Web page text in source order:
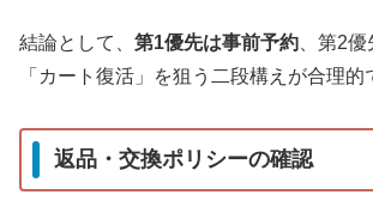
結論として、 第1優先は事前予約 、第2
「カート復活」を狙う二段構えが合理的
返品・交換ポリシーの確認